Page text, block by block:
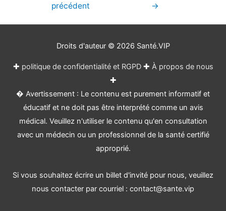
précédent
→
Droits d'auteur © 2026 Santé.VIP
✚ politique de confidentialité et RGPD✚ À propos de nous
✚
� Avertissement : Le contenu est purement informatif et
éducatif et ne doit pas être interprété comme un avis
médical. Veuillez n'utiliser le contenu qu'en consultation
avec un médecin ou un professionnel de la santé certifié
approprié.
Si vous souhaitez écrire un billet d'invité pour nous, veuillez
nous contacter par courriel : contact@sante.vip